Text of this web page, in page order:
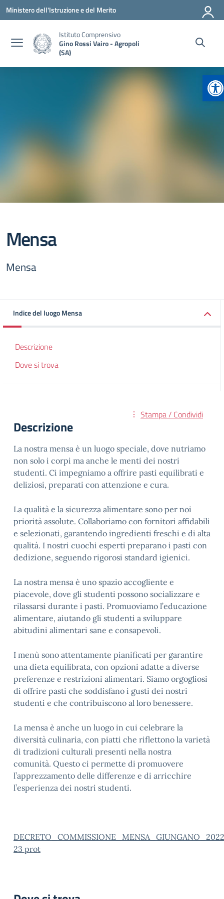
Vai ai contenuti
Vai al menu di navigazione
Vai al footer
Ministero dell'Istruzione e del Merito
Istituto Comprensivo
Gino Rossi Vairo - Agropoli
(SA)
Mensa
Mensa
Indice del luogo Mensa
Descrizione
Dove si trova
Stampa / Condividi
Descrizione
La nostra mensa è un luogo speciale, dove nutriamo
non solo i corpi ma anche le menti dei nostri
studenti. Ci impegniamo a offrire pasti equilibrati e
deliziosi, preparati con attenzione e cura.
La qualità e la sicurezza alimentare sono per noi
priorità assolute. Collaboriamo con fornitori affidabili
e selezionati, garantendo ingredienti freschi e di alta
qualità. I nostri cuochi esperti preparano i pasti con
dedizione, seguendo rigorosi standard igienici.
La nostra mensa è uno spazio accogliente e
piacevole, dove gli studenti possono socializzare e
rilassarsi durante i pasti. Promuoviamo l’educazione
alimentare, aiutando gli studenti a sviluppare
abitudini alimentari sane e consapevoli.
I menù sono attentamente pianificati per garantire
una dieta equilibrata, con opzioni adatte a diverse
preferenze e restrizioni alimentari. Siamo orgogliosi
di offrire pasti che soddisfano i gusti dei nostri
studenti e che contribuiscono al loro benessere.
La mensa è anche un luogo in cui celebrare la
diversità culinaria, con piatti che riflettono la varietà
di tradizioni culturali presenti nella nostra
comunità. Questo ci permette di promuovere
l’apprezzamento delle differenze e di arricchire
l’esperienza dei nostri studenti.
23 prot